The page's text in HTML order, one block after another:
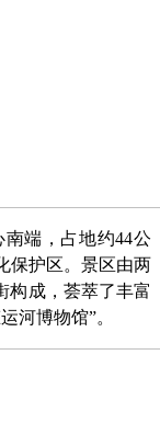
南端，占地约44公
保护区。景区由两
构成，荟萃了丰富
河博物馆”。